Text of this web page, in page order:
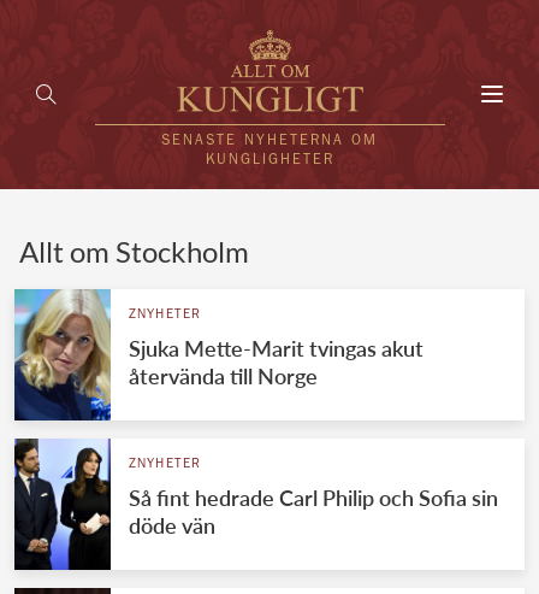
SENASTE NYHETERNA OM
KUNGLIGHETER
UTLÄNDSKT
VÄRLDENS KUNGAHUS
Svenska kungahuset
Brittiska kungahuset
Allt om Stockholm
ZNYHETER
Sjuka Mette-Marit tvingas akut
återvända till Norge
ZNYHETER
Så fint hedrade Carl Philip och Sofia sin
döde vän